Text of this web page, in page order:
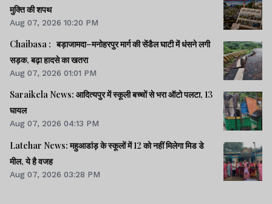
मुक्ति की शपथ
Aug 07, 2026 10:20 PM
Chaibasa : बड़ाजामदा–मनोहरपुर मार्ग की सेंडैल घाटी में धंसने लगी
सड़क, बढ़ा हादसे का खतरा
Aug 07, 2026 01:01 PM
Saraikela News: आदित्यपुर में स्कूली बच्चों से भरा ऑटो पलटा, 13
घायल
Aug 07, 2026 04:13 PM
Latehar News: महुआडांड़ के स्कूलों में 12 को नहीं मिलेगा मिड डे
मील, ये है वजह
Aug 07, 2026 03:28 PM